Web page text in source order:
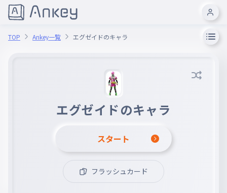
TOP Ankey一覧 エグゼイドのキャラ
エグゼイドのキャラ
スタート
フラッシュカード